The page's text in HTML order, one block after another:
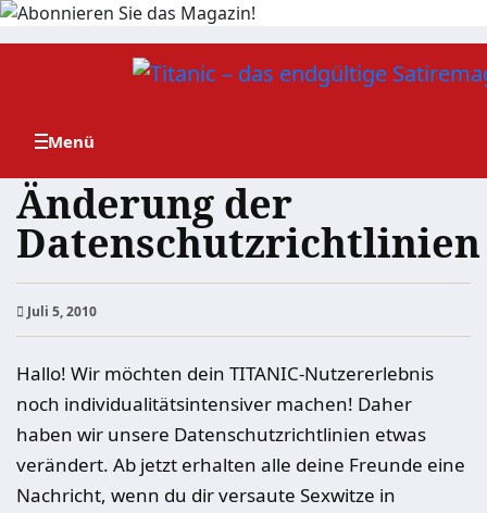
Zum
Änderung der
Datenschutzrichtlinien
Juli 5, 2010
Hallo! Wir möchten dein TITANIC-Nutzererlebnis
noch individualitätsintensiver machen! Daher
haben wir unsere Datenschutzrichtlinien etwas
verändert. Ab jetzt erhalten alle deine Freunde eine
Nachricht, wenn du dir versaute Sexwitze in